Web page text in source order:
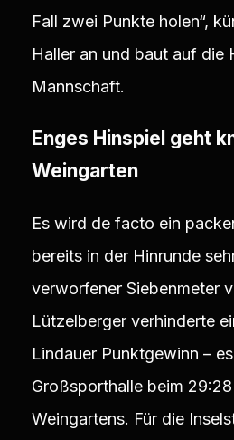
Fall zwei Punkte holen“,
Haller an und baut auf die
Mannschaft.
Enges Hinspiel geht
Weingarten
Es wird de facto ein
bereits in der Hinrunde
verworfener Siebenmeter
Lützelberger verhinderte
Lindauer Punktgewinn –
Großsporthalle beim
Weingartens. Für die